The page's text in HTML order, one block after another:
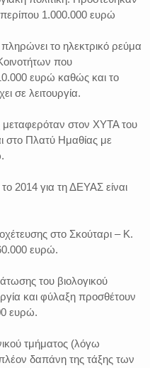
1.000.000 ευρώ
το ηλεκτρικό ρεύμα
που
ευρώ καθώς και το
σε λειτουργία.
στον ΧΥΤΑ του
στο Πλατύ Ημαθίας με
2014 για τη ΔΕΥΑΣ είναι
στο Σκούταρι – Κ.
ευρώ.
του βιολογικού
και φύλαξη προσθέτουν
ευρώ.
τμήματος (λόγω
δαπάνη της τάξης των